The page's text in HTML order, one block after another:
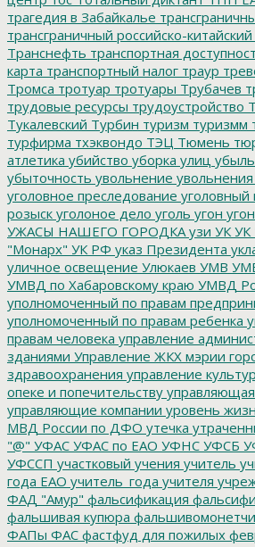
трагедия в Забайкалье
трансграничный российско-
Транснефть транспортная
карта транспортный налог траур
Тромса тротуар тротуары Трубачев
трудовые ресурсы трудоустройство
Тукалевский Турбин туризм туризмм
турфирма тхэквондо ТЭЦ Тюмень
атлетика убийство уборка улиц убыль
убыточность увольнение увольнения
уголовное преследование уголовный
розыск уголоное дело уголь угон
УЖАСЫ НАШЕГО ГОРОДКА узи УК УК
"Монарх" УК РФ указ Президента
уличное освещение Улюкаев УМВ
УМВД по Хабаровскому краю УМВД
уполномоченный по правам
уполномоченный по правам ребенка
правам человека управление
зданиями Управление ЖКХ мэрии
здравоохранения управление
опеке и попечительству
управляющие компании уровень
МВД России по ДФО утечка
"@" УФАС УФАС по ЕАО УФНС УФСБ
УФССП участковый учения учитель
года ЕАО учитель_года учителя
ФАД "Амур" фальсификация
фальшивая купюра
ФАПы ФАС фастфуд для пожилых